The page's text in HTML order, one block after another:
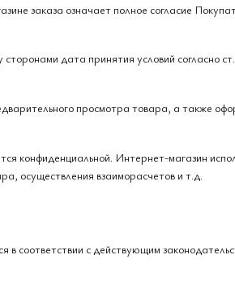
заказа означает полное согласие
дата принятия условий согласно
просмотра товара, а также
конфиденциальной. Интернет-магазин
осуществления взаиморасчетов и т.д.
в соответствии с действующим